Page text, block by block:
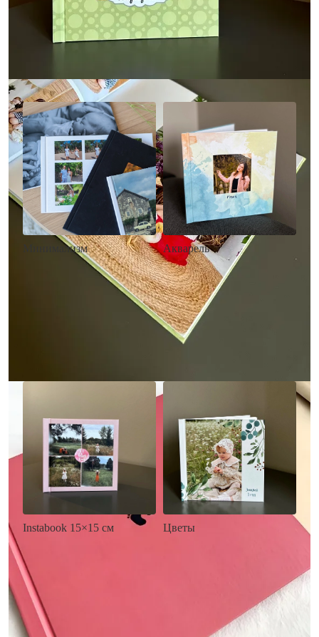
Другие стили фотокниг
Минимализм
• Загрузка фото и текста
Акварель
• Декор в стиле
акварельных красок
• Выбор цвета фона
• Загрузка фото и текста
Заказать
Instabook 15×15 см
• Выбор цвета фона
• Загрузка фото и текста
Заказать
Цветы